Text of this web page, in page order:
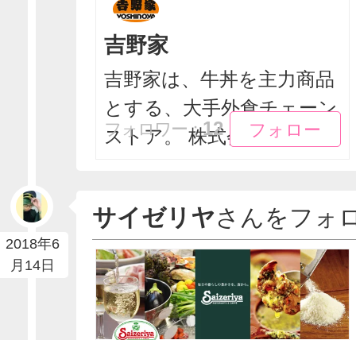
吉野家
吉野家は、牛丼を主力商品
とする、大手外食チェーン
ストア。 株式会社吉...
フォロー
フォロー
フォロワー：12
2018年6
月14日
サイゼリヤさんをフォ